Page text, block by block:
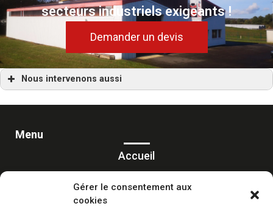
Gérer le consentement aux
cookies
secteurs industriels exigeants !
Demander un devis
Nous intervenons aussi
Pièce moulée France
Pièce moulée Marseille
Pièce moulée Nantes
Menu
Accueil
Réalisations